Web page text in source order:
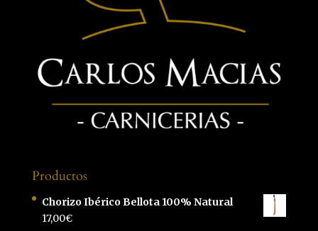
Productos
Chorizo Ibérico Bellota 100% Natural
17,00€